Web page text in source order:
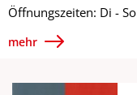
Öffnungszeiten: Di -
mehr